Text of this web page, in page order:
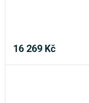
16 269 Kč